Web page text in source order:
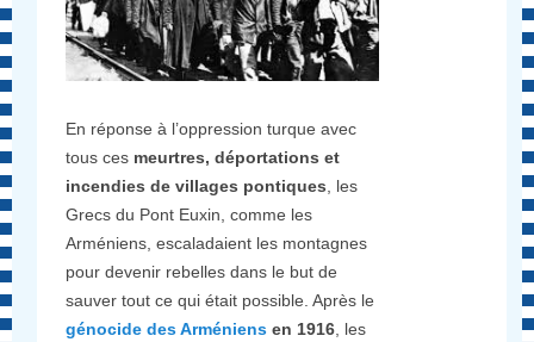
En réponse à l’oppression turque avec
tous ces meurtres, déportations et
incendies de villages pontiques, les
Grecs du Pont Euxin, comme les
Arméniens, escaladaient les montagnes
pour devenir rebelles dans le but de
sauver tout ce qui était possible. Après le
génocide des Arméniens en 1916, les